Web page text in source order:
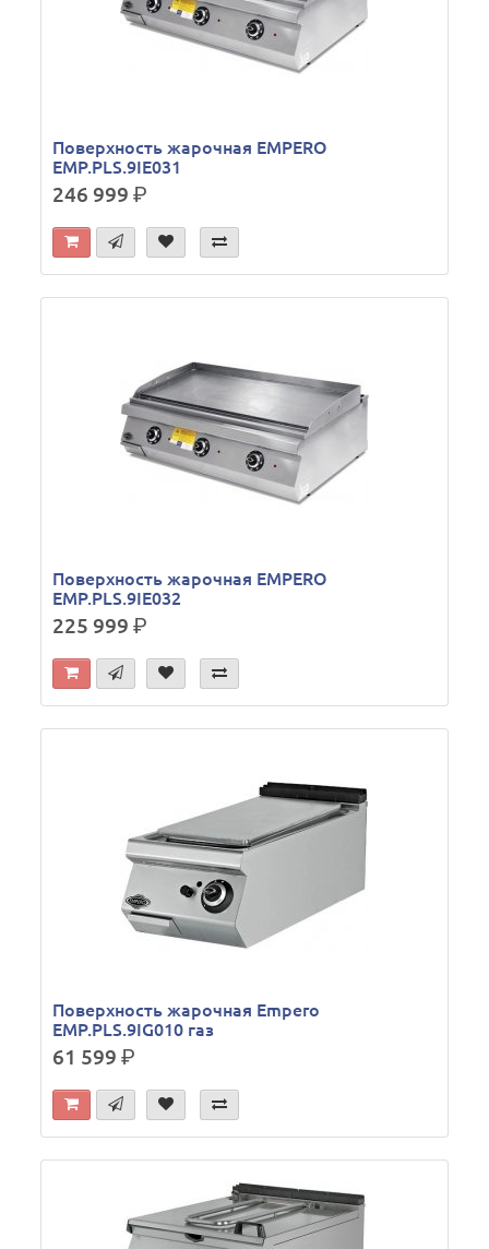
Поверхность жарочная EMPERO
EMP.PLS.9IE031
246 999р.
Поверхность жарочная EMPERO
EMP.PLS.9IE032
225 999р.
Поверхность жарочная Empero
EMP.PLS.9IG010 газ
61 599р.